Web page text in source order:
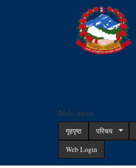
Main menu
गृहपृष्ठ परिचय
Web Login